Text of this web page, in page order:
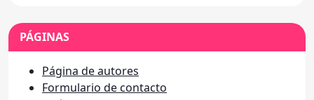
PÁGINAS
Página de autores
Formulario de contacto